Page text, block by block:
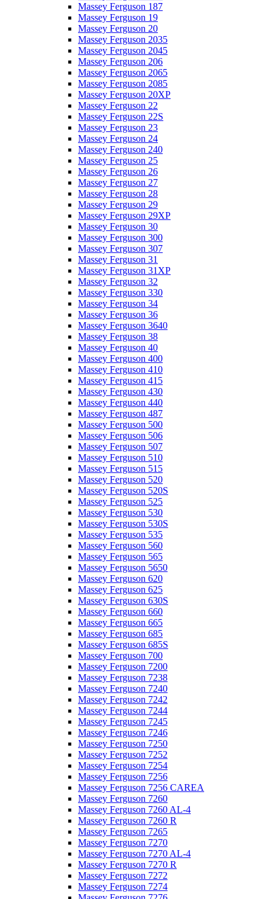
Massey Ferguson 187
Massey Ferguson 19
Massey Ferguson 20
Massey Ferguson 2035
Massey Ferguson 2045
Massey Ferguson 206
Massey Ferguson 2065
Massey Ferguson 2085
Massey Ferguson 20XP
Massey Ferguson 22
Massey Ferguson 22S
Massey Ferguson 23
Massey Ferguson 24
Massey Ferguson 240
Massey Ferguson 25
Massey Ferguson 26
Massey Ferguson 27
Massey Ferguson 28
Massey Ferguson 29
Massey Ferguson 29XP
Massey Ferguson 30
Massey Ferguson 300
Massey Ferguson 307
Massey Ferguson 31
Massey Ferguson 31XP
Massey Ferguson 32
Massey Ferguson 330
Massey Ferguson 34
Massey Ferguson 36
Massey Ferguson 3640
Massey Ferguson 38
Massey Ferguson 40
Massey Ferguson 400
Massey Ferguson 410
Massey Ferguson 415
Massey Ferguson 430
Massey Ferguson 440
Massey Ferguson 487
Massey Ferguson 500
Massey Ferguson 506
Massey Ferguson 507
Massey Ferguson 510
Massey Ferguson 515
Massey Ferguson 520
Massey Ferguson 520S
Massey Ferguson 525
Massey Ferguson 530
Massey Ferguson 530S
Massey Ferguson 535
Massey Ferguson 560
Massey Ferguson 565
Massey Ferguson 5650
Massey Ferguson 620
Massey Ferguson 625
Massey Ferguson 630S
Massey Ferguson 660
Massey Ferguson 665
Massey Ferguson 685
Massey Ferguson 685S
Massey Ferguson 700
Massey Ferguson 7200
Massey Ferguson 7238
Massey Ferguson 7240
Massey Ferguson 7242
Massey Ferguson 7244
Massey Ferguson 7245
Massey Ferguson 7246
Massey Ferguson 7250
Massey Ferguson 7252
Massey Ferguson 7254
Massey Ferguson 7256
Massey Ferguson 7256 CAREA
Massey Ferguson 7260
Massey Ferguson 7260 AL-4
Massey Ferguson 7260 R
Massey Ferguson 7265
Massey Ferguson 7270
Massey Ferguson 7270 AL-4
Massey Ferguson 7270 R
Massey Ferguson 7272
Massey Ferguson 7274